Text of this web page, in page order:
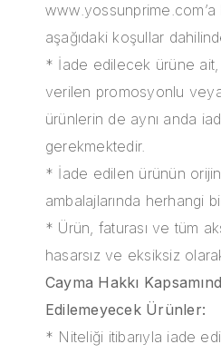
www.yossunprime.com’a
aşağıdaki koşullar
* İade edilecek ürüne
verilen promosyonlu
ürünlerin de aynı anda
gerekmektedir.
* İade edilen ürünün
ambalajlarında herhangi
* Ürün, faturası ve tüm
hasarsız ve eksiksiz
Cayma Hakkı
Edilemeyecek Ürünler:
* Niteliği itibarıyla iade